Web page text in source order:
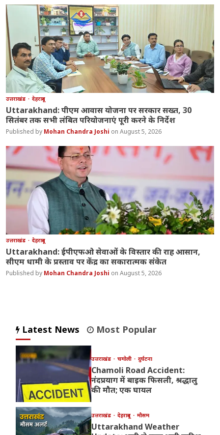
उत्तराखंड देहरादून
Uttarakhand: पीएम आवास योजना पर सरकार सख्त, 30
सितंबर तक सभी लंबित परियोजनाएं पूरी करने के निर्देश
Mohan Chandra Joshi August 5, 2026
उत्तराखंड देहरादून
Uttarakhand: ईपीएफओ सेवाओं के विस्तार की राह आसान,
सीएम धामी के प्रस्ताव पर केंद्र का सकारात्मक संकेत
Mohan Chandra Joshi August 5, 2026
Latest News Most Popular
उत्तराखंड चमोली दुर्घटना
Chamoli Road Accident:
नंदप्रयाग में बाइक फिसली, श्रद्धालु
की मौत; एक घायल
उत्तराखंड देहरादून मौसम
Uttarakhand Weather